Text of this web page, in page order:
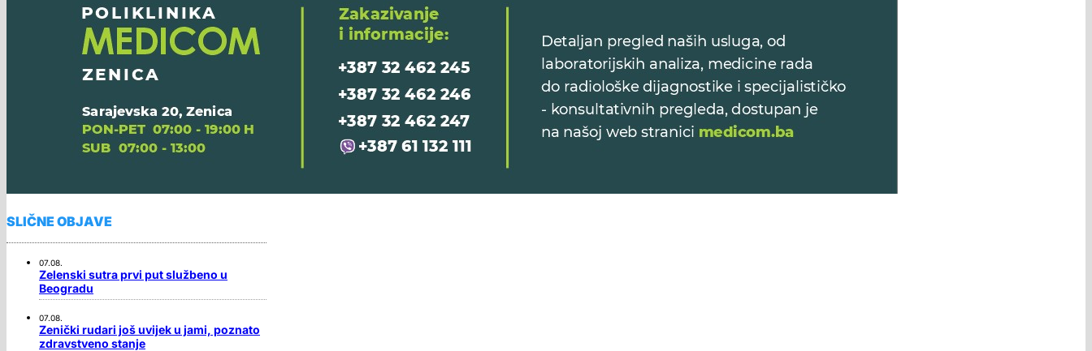
SLIČNE OBJAVE
07.08.
Zelenski sutra prvi put službeno u
Beogradu
07.08.
Zenički rudari još uvijek u jami, poznato
zdravstveno stanje